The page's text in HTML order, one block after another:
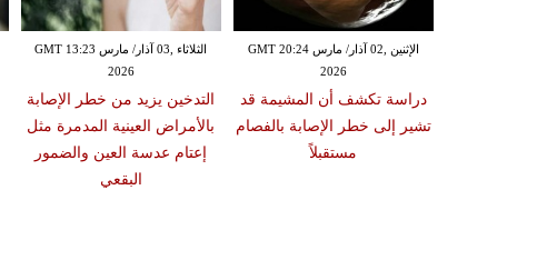
الثلاثاء ,03 آذار/ مارس GMT 13:23
2026
التدخين يزيد من خطر الإصابة
بالأمراض العينية المدمرة مثل
إعتام عدسة العين والضمور
البقعي
الإثنين ,02 آذار/ مارس GMT 20:24
2026
دراسة تكشف أن المشيمة قد
تشير إلى خطر الإصابة بالفصام
مستقبلاً